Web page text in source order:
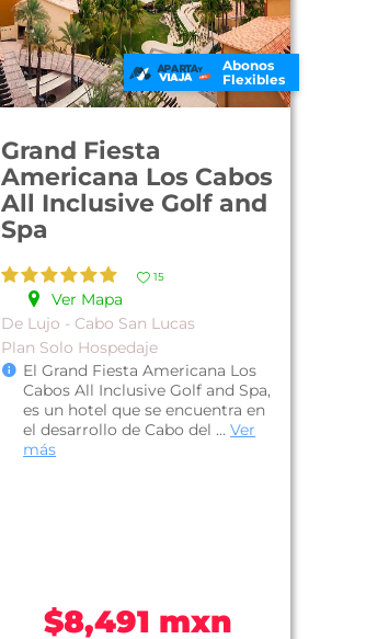
Abonos
Flexibles
Grand Fiesta
Americana Los Cabos
All Inclusive Golf and
Spa
15
Ver Mapa
De Lujo - Cabo San Lucas
Plan Solo Hospedaje
El Grand Fiesta Americana Los
Cabos All Inclusive Golf and Spa,
es un hotel que se encuentra en
el desarrollo de Cabo del ...Ver
más
$8,491 mxn